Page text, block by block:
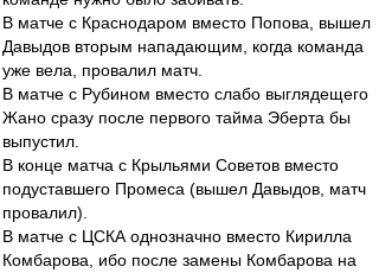
В матче с Краснодаром вместо Попова, вышел
Давыдов вторым нападающим, когда команда
уже вела, провалил матч.
В матче с Рубином вместо слабо выглядещего
Жано сразу после первого тайма Эберта бы
выпустил.
В конце матча с Крыльями Советов вместо
подуставшего Промеса (вышел Давыдов, матч
провалил).
В матче с ЦСКА однозначно вместо Кирилла
Комбарова, ибо после замены Комбарова на